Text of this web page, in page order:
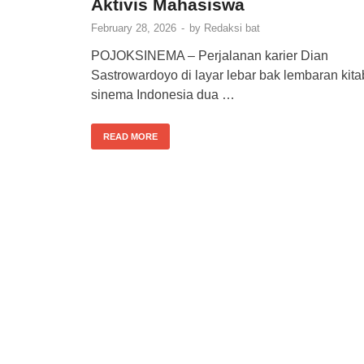
Aktivis Mahasiswa
February 28, 2026 - by Redaksi bat
POJOKSINEMA – Perjalanan karier Dian
Sastrowardoyo di layar lebar bak lembaran
sinema Indonesia dua …
READ MORE